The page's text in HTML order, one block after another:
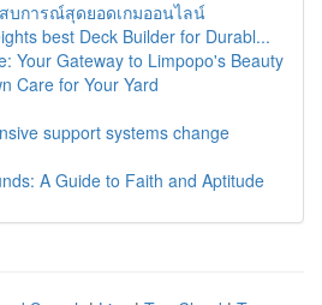
บการณ์สุดยอดเกมออนไลน์
best Deck Builder for Durabl...
Your Gateway to Limpopo's Beauty
Care for Your Yard
support systems change
A Guide to Faith and Aptitude